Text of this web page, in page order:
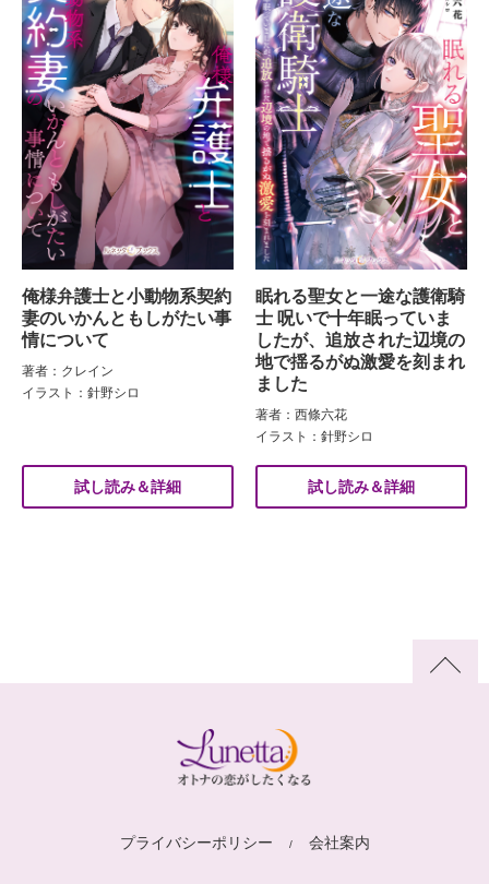
俺様弁護士と小動物系契約
妻のいかんともしがたい事
情について
著者：クレイン
イラスト：針野シロ
試し読み＆詳細
眠れる聖女と一途な護衛騎
士 呪いで十年眠っていま
したが、追放された辺境の
地で揺るがぬ激愛を刻まれ
ました
著者：西條六花
イラスト：針野シロ
試し読み＆詳細
プライバシーポリシー 会社案内